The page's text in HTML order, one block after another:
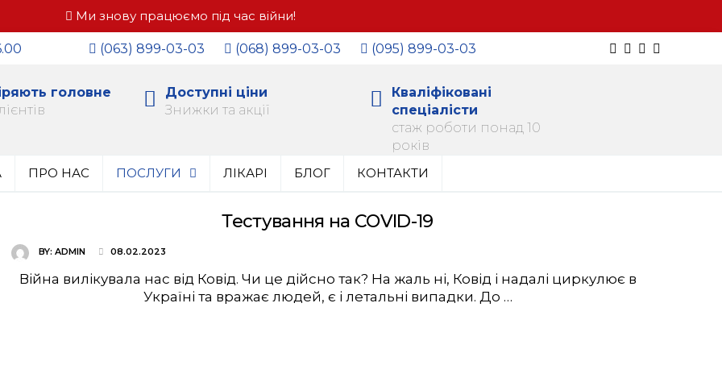
Ми знову працюємо під час війни!
(063) 899-03-03 (068) 899-03-03 (095) 899-03-03
головне
Доступні ціни
Знижки та акції
Кваліфіковані
спеціалісти
стаж роботи понад 10
років
ПРО НАС ПОСЛУГИ ЛІКАРІ БЛОГ КОНТАКТИ
Тестування на COVID-19
BY: ADMIN 08.02.2023
Війна вилікувала нас від Ковід. Чи це дійсно так? На жаль ні, Ковід і надалі циркулює в
Україні та вражає людей, є і летальні випадки. До …